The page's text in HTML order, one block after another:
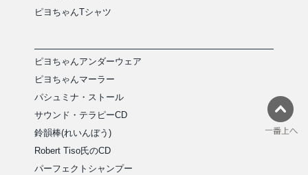
ピヨちゃんTシャツ
ピヨちゃんアンダーウェア
ピヨちゃんマーラー
パシュミナ・ストール
サウンド・テラピーCD
鈴韻棒(れいんぼう)
Robert Tiso氏のCD
パーフェクトシャンプー